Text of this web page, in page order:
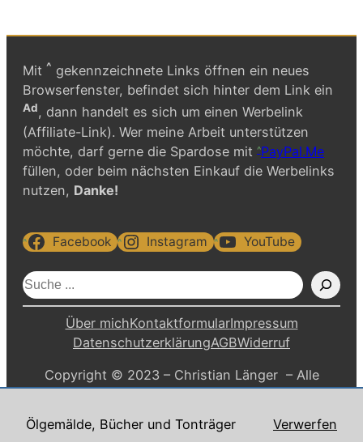
Ölgemälde, Bücher und Tonträger Verwerfen
Mit ^ gekennzeichnete Links öffnen ein neues
Browserfenster, befindet sich hinter dem Link ein
Ad, dann handelt es sich um einen Werbelink
(Affiliate-Link). Wer meine Arbeit unterstützen
möchte, darf gerne die Spardose mit PayPal.Me
füllen, oder beim nächsten Einkauf die Werbelinks
nutzen, Danke!
Facebook Instagram YouTube
S
u
Über michKontaktformularImpressum
DatenschutzerklärungAGBWiderruf
Copyright © 2023 – Christian Länger – Alle